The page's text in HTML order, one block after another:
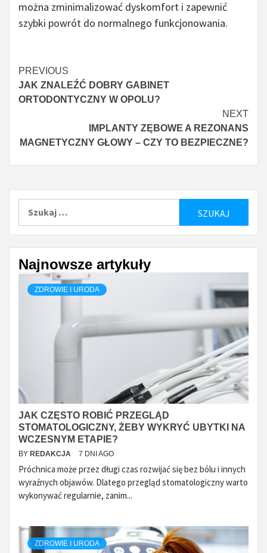
można zminimalizować dyskomfort i zapewnić
szybki powrót do normalnego funkcjonowania.
Continue
Reading
PREVIOUS
JAK ZNALEŹĆ DOBRY GABINET
ORTODONTYCZNY W OPOLU?
NEXT
IMPLANTY ZĘBOWE A REZONANS
MAGNETYCZNY GŁOWY – CZY TO BEZPIECZNE?
Najnowsze artykuły
ZDROWIE I URODA
JAK CZĘSTO ROBIĆ PRZEGLĄD
STOMATOLOGICZNY, ŻEBY WYKRYĆ UBYTKI NA
WCZESNYM ETAPIE?
BY REDAKCJA 7 DNI AGO
Próchnica może przez długi czas rozwijać się bez bólu i innych
wyraźnych objawów. Dlatego przegląd stomatologiczny warto
wykonywać regularnie, zanim...
ZDROWIE I URODA